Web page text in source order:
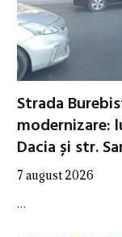
Strada
modernizare:
Dacia și str.
7 august 2026
…